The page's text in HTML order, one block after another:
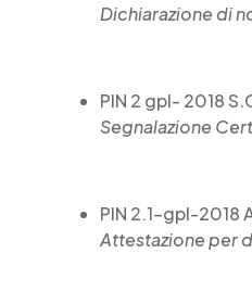
Dichiarazione di
PIN 2 gpl- 2018
Segnalazione
PIN 2.1-gpl-2018
Attestazione per